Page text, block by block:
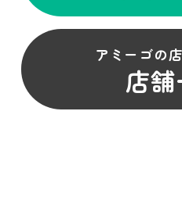
アミーゴの
店